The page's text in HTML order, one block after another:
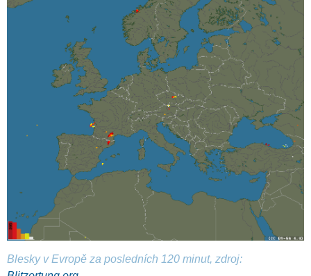
Blesky v Evropě za posledních 120 minut, zdroj: